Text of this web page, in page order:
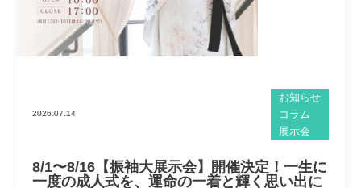
2026.07.14
お知らせ
コラム
展示会
8/1〜8/16【振袖大展示会】開催決定！一生に
一度の成人式を、運命の一着と輝く思い出に